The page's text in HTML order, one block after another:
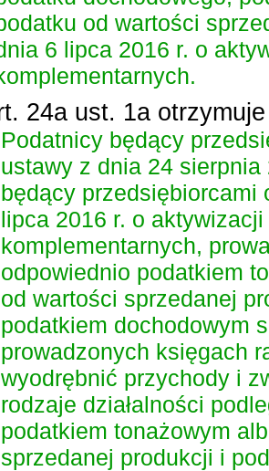
od wartości
6 lipca 2016 r. o
.
24a ust. 1a
Podatnicy będący
ustawy z dnia 24
będący
lipca 2016 r. o aktywizacji
komplementarnych,
odpowiednio podatkiem
od wartości sprzedanej
podatkiem dochodowym
prowadzonych księgach
wyodrębnić przychody i
rodzaje działalności
podatkiem tonażowym
sprzedanej produkcji i